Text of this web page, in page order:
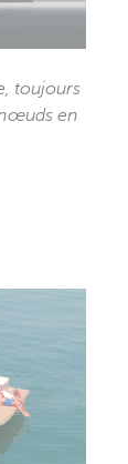
toujours
en